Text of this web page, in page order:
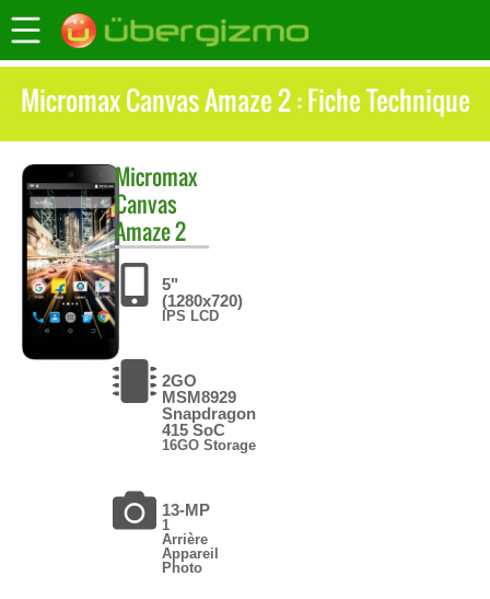
Micromax Canvas Amaze 2 : Fiche Technique
Micromax
Canvas
Amaze 2
5"
(1280x720)
IPS LCD
2GO
MSM8929
Snapdragon
415 SoC
16GO Storage
13-MP
1
Arrière
Appareil
Photo